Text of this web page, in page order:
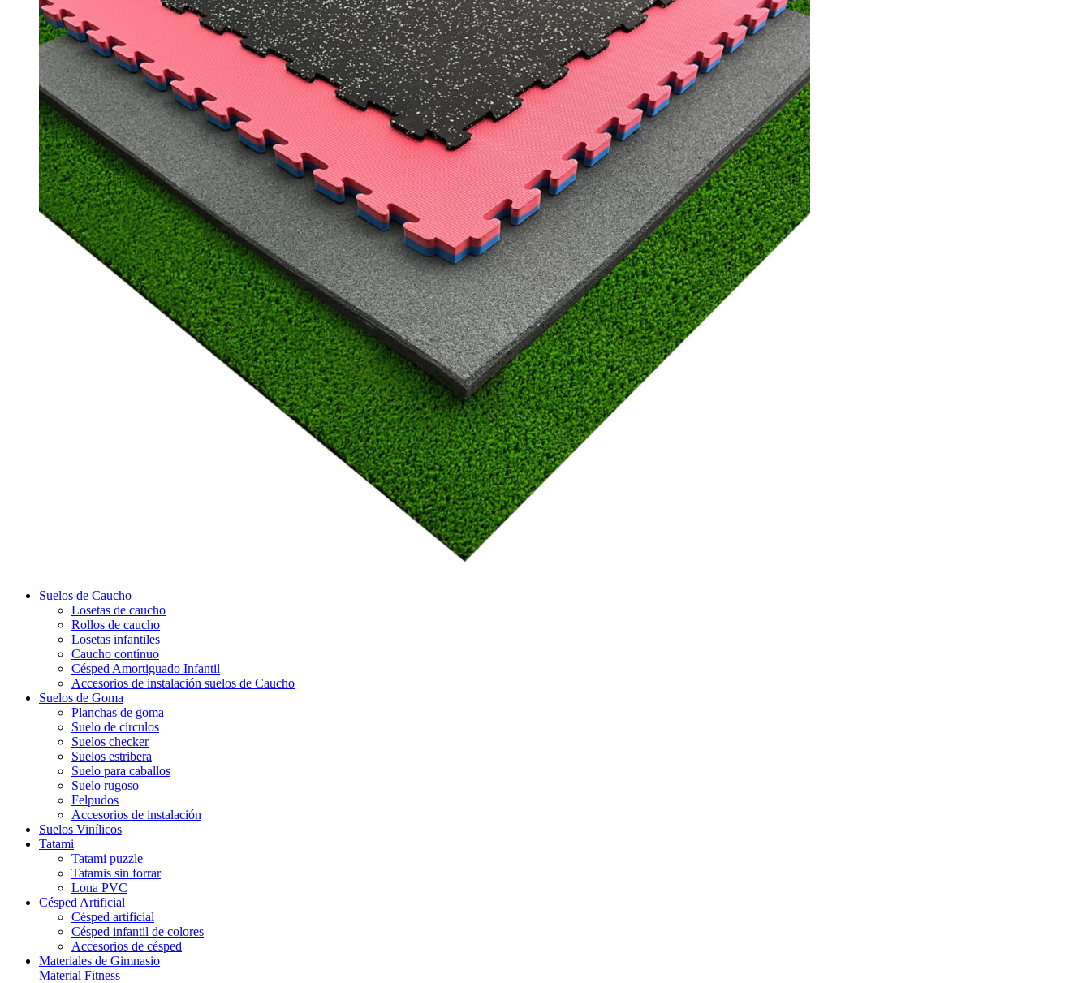
Suelos de Caucho
Losetas de caucho
Rollos de caucho
Losetas infantiles
Caucho contínuo
Césped Amortiguado Infantil
Accesorios de instalación suelos de Caucho
Suelos de Goma
Planchas de goma
Suelo de círculos
Suelos checker
Suelos estribera
Suelo para caballos
Suelo rugoso
Felpudos
Accesorios de instalación
Suelos Vinílicos
Tatami
Tatami puzzle
Tatamis sin forrar
Lona PVC
Césped Artificial
Césped artificial
Césped infantil de colores
Accesorios de césped
Materiales de Gimnasio
Material Fitness